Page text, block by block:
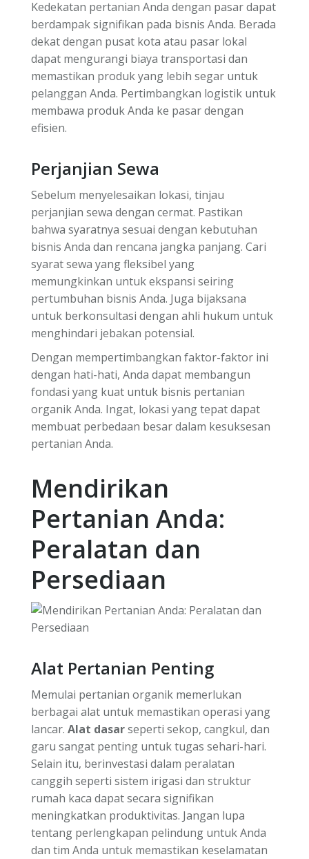
Kedekatan pertanian Anda dengan pasar dapat
berdampak signifikan pada bisnis Anda. Berada
dekat dengan pusat kota atau pasar lokal
dapat mengurangi biaya transportasi dan
memastikan produk yang lebih segar untuk
pelanggan Anda. Pertimbangkan logistik untuk
membawa produk Anda ke pasar dengan
efisien.
Perjanjian Sewa
Sebelum menyelesaikan lokasi, tinjau
perjanjian sewa dengan cermat. Pastikan
bahwa syaratnya sesuai dengan kebutuhan
bisnis Anda dan rencana jangka panjang. Cari
syarat sewa yang fleksibel yang
memungkinkan untuk ekspansi seiring
pertumbuhan bisnis Anda. Juga bijaksana
untuk berkonsultasi dengan ahli hukum untuk
menghindari jebakan potensial.
Dengan mempertimbangkan faktor-faktor ini
dengan hati-hati, Anda dapat membangun
fondasi yang kuat untuk bisnis pertanian
organik Anda. Ingat, lokasi yang tepat dapat
membuat perbedaan besar dalam kesuksesan
pertanian Anda.
Mendirikan
Pertanian Anda:
Peralatan dan
Persediaan
Alat Pertanian Penting
Memulai pertanian organik memerlukan
berbagai alat untuk memastikan operasi yang
lancar. Alat dasarseperti sekop, cangkul, dan
garu sangat penting untuk tugas sehari-hari.
Selain itu, berinvestasi dalam peralatan
canggih seperti sistem irigasi dan struktur
rumah kaca dapat secara signifikan
meningkatkan produktivitas. Jangan lupa
tentang perlengkapan pelindung untuk Anda
dan tim Anda untuk memastikan keselamatan